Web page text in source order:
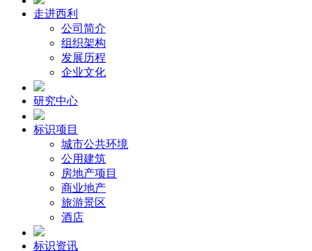
走进西利
公司简介
组织架构
发展历程
企业文化
研究中心
标识项目
城市公共环境
公用建筑
房地产项目
商业地产
旅游景区
酒店
标识资讯